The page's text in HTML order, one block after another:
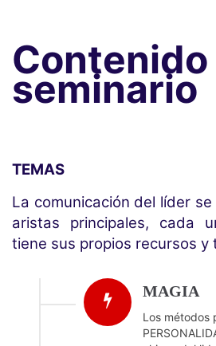
Contenido
seminario
TEMAS
La comunicación del líder
aristas principales, cada
tiene sus propios recursos y
MAGIA
Los métodos